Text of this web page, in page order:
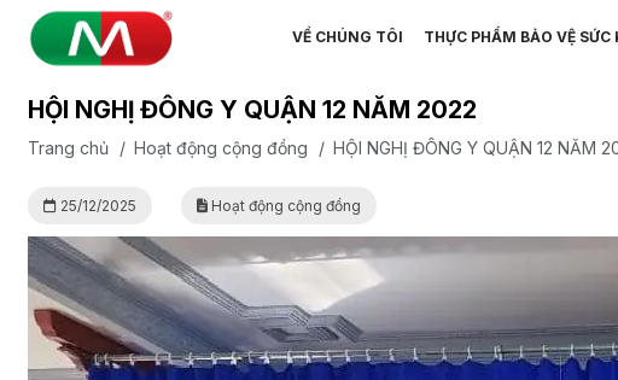
VỀ CHÚNG TÔI THỰC PHẨM BẢO VỆ SỨC
HỘI NGHỊ ĐÔNG Y QUẬN 12 NĂM 2022
Trang chủ / Hoạt động cộng đồng / HỘI NGHỊ ĐÔNG Y QUẬN 12 NĂM
25/12/2025 Hoạt động cộng đồng